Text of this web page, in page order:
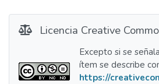
Licencia Creative
Excepto si se
ítem se describe
https://